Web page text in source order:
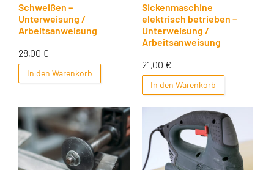
Schweißen –
Unterweisung /
Arbeitsanweisung
28,00 €
In den Warenkorb
Sickenmaschine
elektrisch betrieben –
Unterweisung /
Arbeitsanweisung
21,00 €
In den Warenkorb